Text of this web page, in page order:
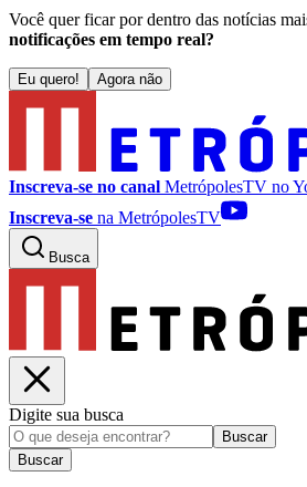
Você quer ficar por dentro das notícias
notificações em tempo real?
Eu quero! Agora não
Inscreva-se no canal MetrópolesTV no
Inscreva-se na MetrópolesTV
Busca
Digite sua busca
Buscar
Buscar